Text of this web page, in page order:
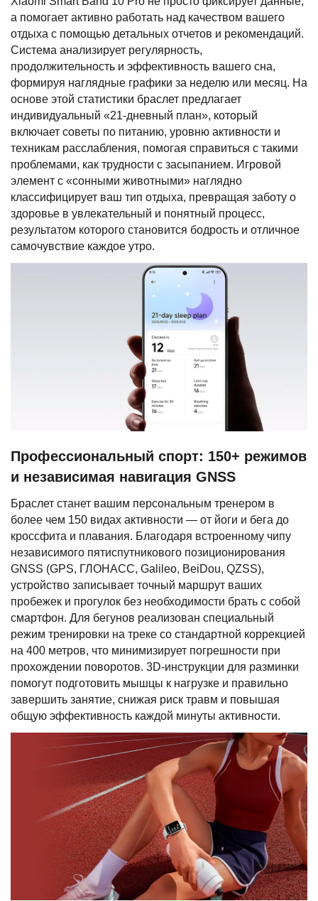
а помогает активно работать над качеством вашего
отдыха с помощью детальных отчетов и рекомендаций.
Система анализирует регулярность,
продолжительность и эффективность вашего сна,
формируя наглядные графики за неделю или месяц. На
основе этой статистики браслет предлагает
индивидуальный «21-дневный план», который
включает советы по питанию, уровню активности и
техникам расслабления, помогая справиться с такими
проблемами, как трудности с засыпанием. Игровой
элемент с «сонными животными» наглядно
классифицирует ваш тип отдыха, превращая заботу о
здоровье в увлекательный и понятный процесс,
результатом которого становится бодрость и отличное
самочувствие каждое утро.
Профессиональный спорт: 150+ режимов
и независимая навигация GNSS
Браслет станет вашим персональным тренером в
более чем 150 видах активности — от йоги и бега до
кроссфита и плавания. Благодаря встроенному чипу
независимого пятиспутникового позиционирования
GNSS (GPS, ГЛОНАСС, Galileo, BeiDou, QZSS),
устройство записывает точный маршрут ваших
пробежек и прогулок без необходимости брать с собой
смартфон. Для бегунов реализован специальный
режим тренировки на треке со стандартной коррекцией
на 400 метров, что минимизирует погрешности при
прохождении поворотов. 3D-инструкции для разминки
помогут подготовить мышцы к нагрузке и правильно
завершить занятие, снижая риск травм и повышая
общую эффективность каждой минуты активности.